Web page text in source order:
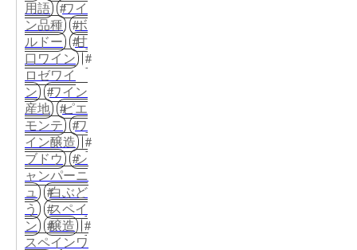
用語
ワイ
ン品種
ボ
ルドー
甘
口ワイン
ロゼワイ
ン
ワイン
産地
ピエ
モンテ
ワ
イン醸造
ブドウ
シ
ャンパーニ
ュ
白ぶど
う
スペイ
ン
醸造
スペインワ